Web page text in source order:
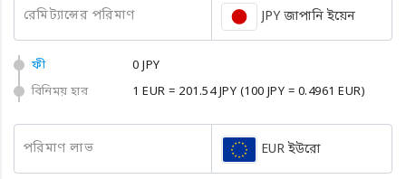
রেমিট্যান্সের পরিমাণ JPY জাপানি ইয়েন
ফী
0 JPY
বিনিময় হার
1 EUR = 201.54 JPY (100 JPY = 0.4961 EUR)
পরিমাণ লাভ EUR ইউরো